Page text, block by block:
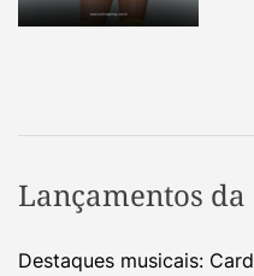
Lançamentos da
Destaques musicais: